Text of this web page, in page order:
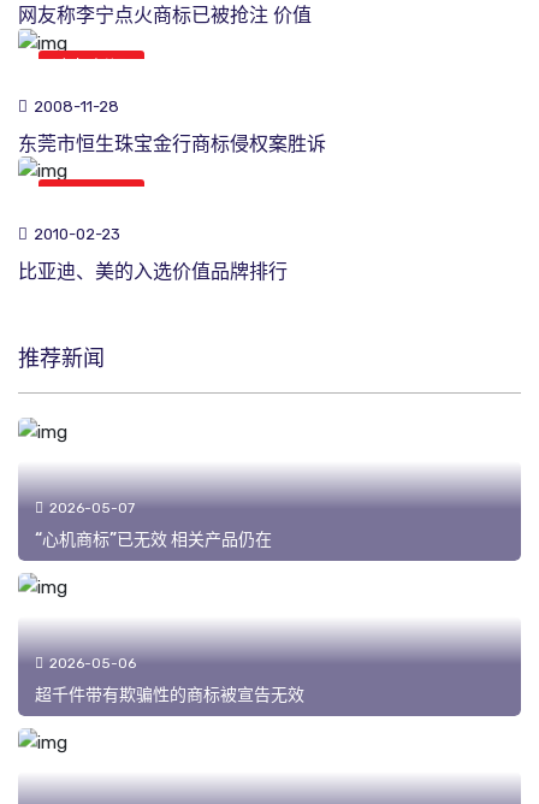
网友称李宁点火商标已被抢注 价值
2008-11-28
东莞市恒生珠宝金行商标侵权案胜诉
2010-02-23
比亚迪、美的入选价值品牌排行
推荐新闻
2026-05-07
“心机商标”已无效 相关产品仍在
2026-05-06
超千件带有欺骗性的商标被宣告无效